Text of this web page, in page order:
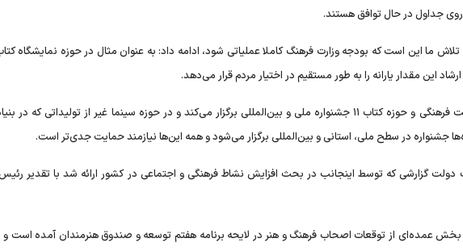
جداول در حال توافق هستند.
تلاش ما این است که بودجه وزارت فرهنگ کاملا عملیاتی شود، ادامه داد: به عنوان مثال در حوزه نمایشگاه
اسماعیلی افزود: این وزارتخانه در معاونت فرهنگی و حوزه کتاب ۱۱ جشنواره ملی و بین‌المللی برگزار می‌کند و در حوزه سینما غیر از تولیداتی که
جشنواره در سطح ملی، استانی و بین‌المللی برگزار می‌شود و همه این‌ها نیازمند حمایت جدی‌تر است.
گزارشی که توسط اینجانب در بحث افزایش نشاط فرهنگی و اجتماعی در کشور ارائه شد با تقدیر
بخش عمده‌ای از توقعات اصحاب فرهنگ و هنر در لایحه برنامه هفتم توسعه و صندوق هنرمندان آمده است و